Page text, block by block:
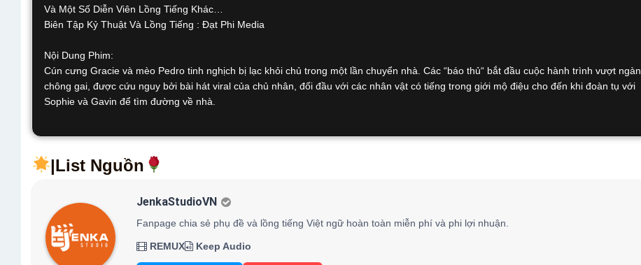
Và Một Số Diễn Viên Lồng Tiếng Khác…
Biên Tập Kỷ Thuật Và Lồng Tiếng : Đạt Phi Media
Nội Dung Phim:
Cún cưng Gracie và mèo Pedro tinh nghịch bị lạc khỏi chủ trong một lần chuyển nhà. Các “báo thủ“ bắt đầu cuộc hành trình vượt ngàn
chông gai, được cứu nguy bởi bài hát viral của chủ nhân, đối đầu với các nhân vật có tiếng trong giới mộ điệu cho đến khi đoàn tụ với
Sophie và Gavin để tìm đường về nhà.
|List Nguồn
JenkaStudioVN
Fanpage chia sẻ phụ đề và lồng tiếng Việt ngữ hoàn toàn miễn phí và phi lợi nhuận.
REMUX Keep Audio